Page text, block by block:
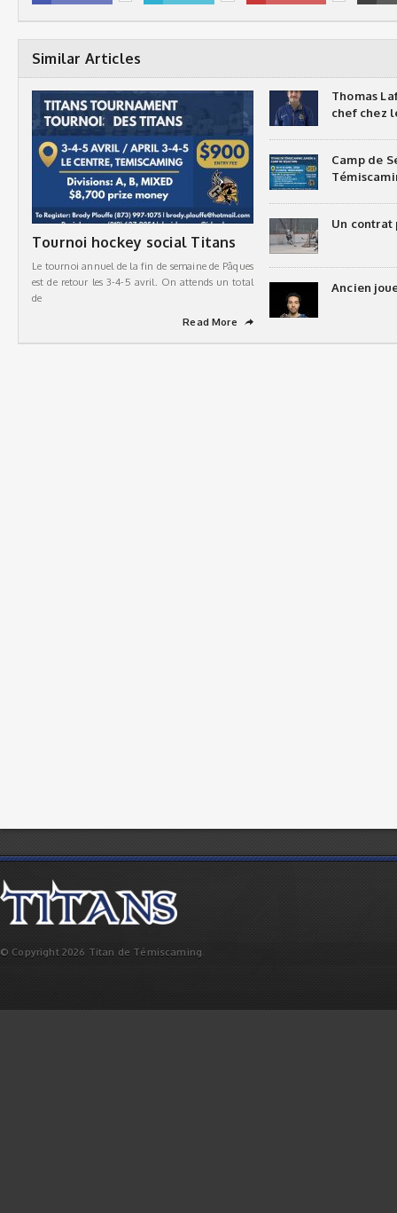
Similar Articles
Tournoi hockey social Titans
Le tournoi annuel de la fin de semaine de Pâques
est de retour les 3-4-5 avril. On attends un total
de
Read More
➦
Thomas
chef chez
Camp de
Un contrat
Ancien
© Copyright 2026 Titan de Témiscaming.